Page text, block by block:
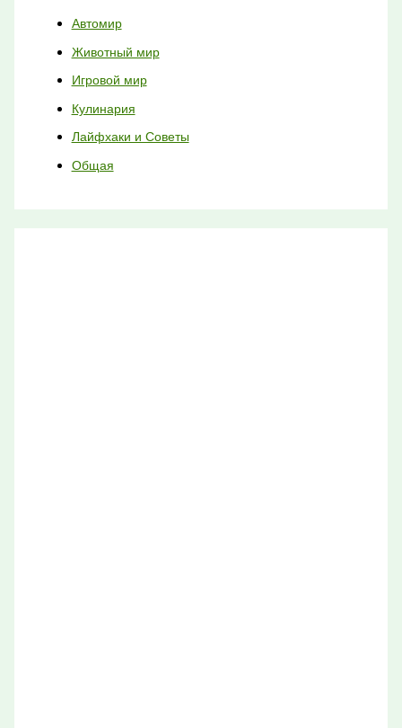
Автомир
Животный мир
Игровой мир
Кулинария
Лайфхаки и Советы
Общая